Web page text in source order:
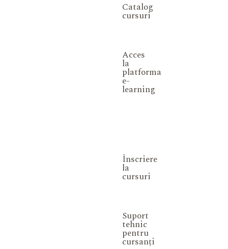
Catalog
cursuri
Acces
la
platforma
e-
learning
Înscriere
la
cursuri
Suport
tehnic
pentru
cursanți